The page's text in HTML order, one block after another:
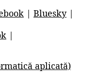
| Bluesky|
|
aplicată)